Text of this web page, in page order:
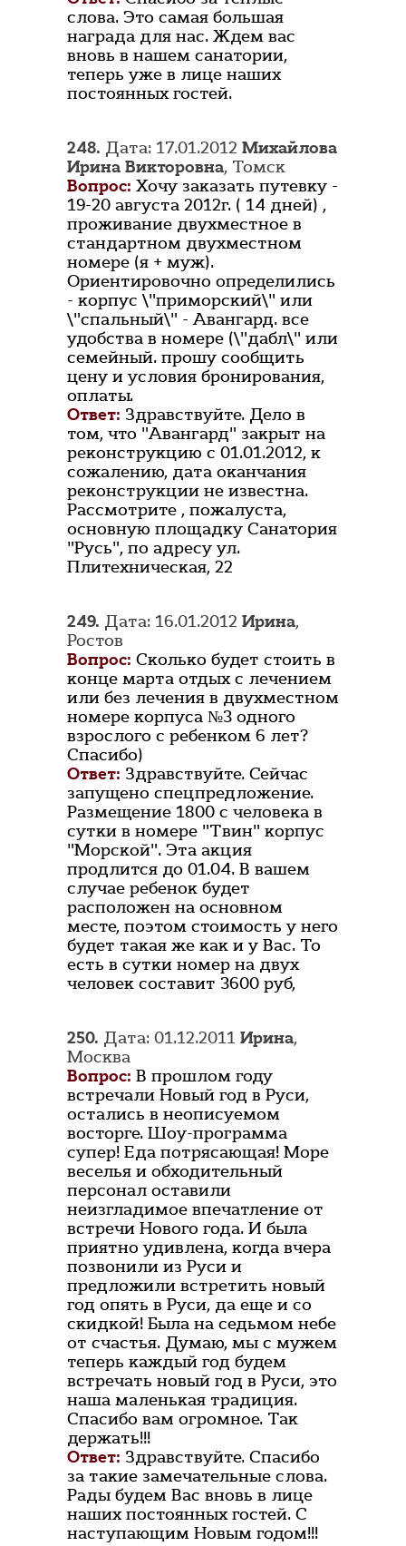
слова. Это самая большая
награда для нас. Ждем вас
вновь в нашем санатории,
теперь уже в лице наших
постоянных гостей.
248. Дата: 17.01.2012 Михайлова
Ирина Викторовна, Томск
Вопрос: Хочу заказать путевку -
19-20 августа 2012г. ( 14 дней) ,
проживание двухместное в
стандартном двухместном
номере (я + муж).
Ориентировочно определились
- корпус \"приморский\" или
\"спальный\" - Авангард. все
удобства в номере (\"дабл\" или
семейный. прошу сообщить
цену и условия бронирования,
оплаты.
Ответ: Здравствуйте. Дело в
том, что "Авангард" закрыт на
реконструкцию с 01.01.2012, к
сожалению, дата оканчания
реконструкции не известна.
Рассмотрите , пожалуста,
основную площадку Санатория
"Русь", по адресу ул.
Плитехническая, 22
249. Дата: 16.01.2012 Ирина,
Ростов
Вопрос: Сколько будет стоить в
конце марта отдых с лечением
или без лечения в двухместном
номере корпуса №3 одного
взрослого с ребенком 6 лет?
Спасибо)
Ответ: Здравствуйте. Сейчас
запущено спецпредложение.
Размещение 1800 с человека в
сутки в номере "Твин" корпус
"Морской". Эта акция
продлится до 01.04. В вашем
случае ребенок будет
расположен на основном
месте, поэтом стоимость у него
будет такая же как и у Вас. То
есть в сутки номер на двух
человек составит 3600 руб,
250. Дата: 01.12.2011 Ирина,
Москва
Вопрос: В прошлом году
встречали Новый год в Руси,
остались в неописуемом
восторге. Шоу-программа
супер! Еда потрясающая! Море
веселья и обходительный
персонал оставили
неизгладимое впечатление от
встречи Нового года. И была
приятно удивлена, когда вчера
позвонили из Руси и
предложили встретить новый
год опять в Руси, да еще и со
скидкой! Была на седьмом небе
от счастья. Думаю, мы с мужем
теперь каждый год будем
встречать новый год в Руси, это
наша маленькая традиция.
Спасибо вам огромное. Так
держать!!!
Ответ: Здравствуйте. Спасибо
за такие замечательные слова.
Рады будем Вас вновь в лице
наших постоянных гостей. С
наступающим Новым годом!!!